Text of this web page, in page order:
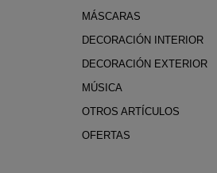
MÁSCARAS
DECORACIÓN INTERIOR
DECORACIÓN EXTERIOR
MÚSICA
OTROS ARTÍCULOS
OFERTAS